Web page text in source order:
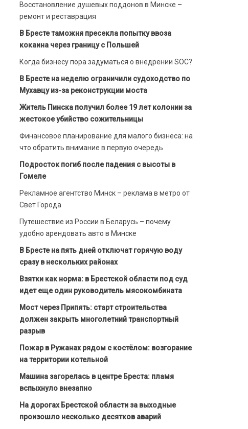
Восстановление душевых поддонов в Минске –
ремонт и реставрация
В Бресте таможня пресекла попытку ввоза
кокаина через границу с Польшей
Когда бизнесу пора задуматься о внедрении SOC?
В Бресте на неделю ограничили судоходство по
Мухавцу из-за реконструкции моста
Житель Пинска получил более 19 лет колонии за
жестокое убийство сожительницы
Финансовое планирование для малого бизнеса: на
что обратить внимание в первую очередь
Подросток погиб после падения с высоты в
Гомеле
Рекламное агентство Минск – реклама в метро от
Свет Города
Путешествие из России в Беларусь – почему
удобно арендовать авто в Минске
В Бресте на пять дней отключат горячую воду
сразу в нескольких районах
Взятки как норма: в Брестской области под суд
идет еще один руководитель мясокомбината
Мост через Припять: старт строительства
должен закрыть многолетний транспортный
разрыв
Пожар в Ружанах рядом с костёлом: возгорание
на территории котельной
Машина загорелась в центре Бреста: пламя
вспыхнуло внезапно
На дорогах Брестской области за выходные
произошло несколько десятков аварий